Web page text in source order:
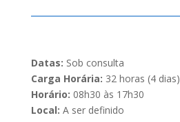
Datas: Sob consulta
Carga Horária: 32 horas (4 dias)
Horário: 08h30 às 17h30
Local: A ser definido